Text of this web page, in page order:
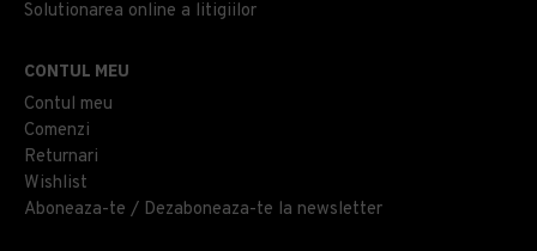
Solutionarea online a litigiilor
CONTUL MEU
Contul meu
Comenzi
Returnari
Wishlist
Aboneaza-te / Dezaboneaza-te la newsletter